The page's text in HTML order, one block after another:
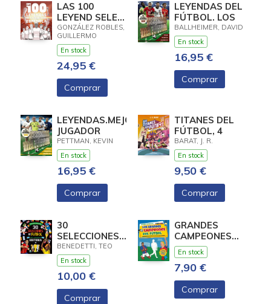
LAS 100
LEYEND SELEC
ESP
GONZÁLEZ ROBLES,
GUILLERMO
En stock
24,95 €
Comprar
LEYENDAS DEL
FÚTBOL. LOS
BALLHEIMER, DAVID
En stock
16,95 €
Comprar
LEYENDAS.MEJORES
JUGADOR
PETTMAN, KEVIN
En stock
16,95 €
Comprar
TITANES DEL
FÚTBOL, 4
BARAT, J. R.
En stock
9,50 €
Comprar
30
SELECCIONES
FUTBOL QUE
HICIERON HIST
BENEDETTI, TEO
En stock
10,00 €
Comprar
GRANDES
CAMPEONES
DEL FUTBOL
En stock
7,90 €
Comprar